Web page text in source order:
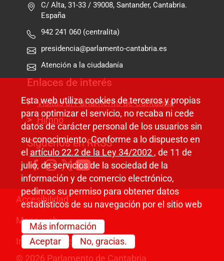
C/ Alta, 31-33 / 39008, Santander, Cantabria.
España
942 241 060 (centralita)
presidencia@parlamento-cantabria.es
Atención a la ciudadanía
Enlaces de interés
Visitas al Parlamento de Cantabria
Himno
Síguenos en RRSS
Pie de página
Accesibilidad
Mapa web
Información legal
© 2026 Parlamento de Cantabria
Esta web utiliza cookies de terceros y propias
para optimizar el servicio, no recaba ni cede
datos de carácter personal de los usuarios sin
su conocimiento. Conforme a lo dispuesto en
el artículo 22.2 de la Ley 34/2002 , de 11 de
julio, de servicios de la sociedad de la
información y de comercio electrónico,
pedimos su permiso para obtener datos
estadísticos de su navegación por el sitio web
Más información
Aceptar
No, gracias.